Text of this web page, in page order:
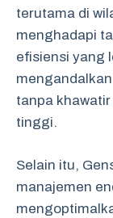
terutama di
menghadapi
efisiensi yang
tanpa
tinggi.
Selain itu,
manajemen